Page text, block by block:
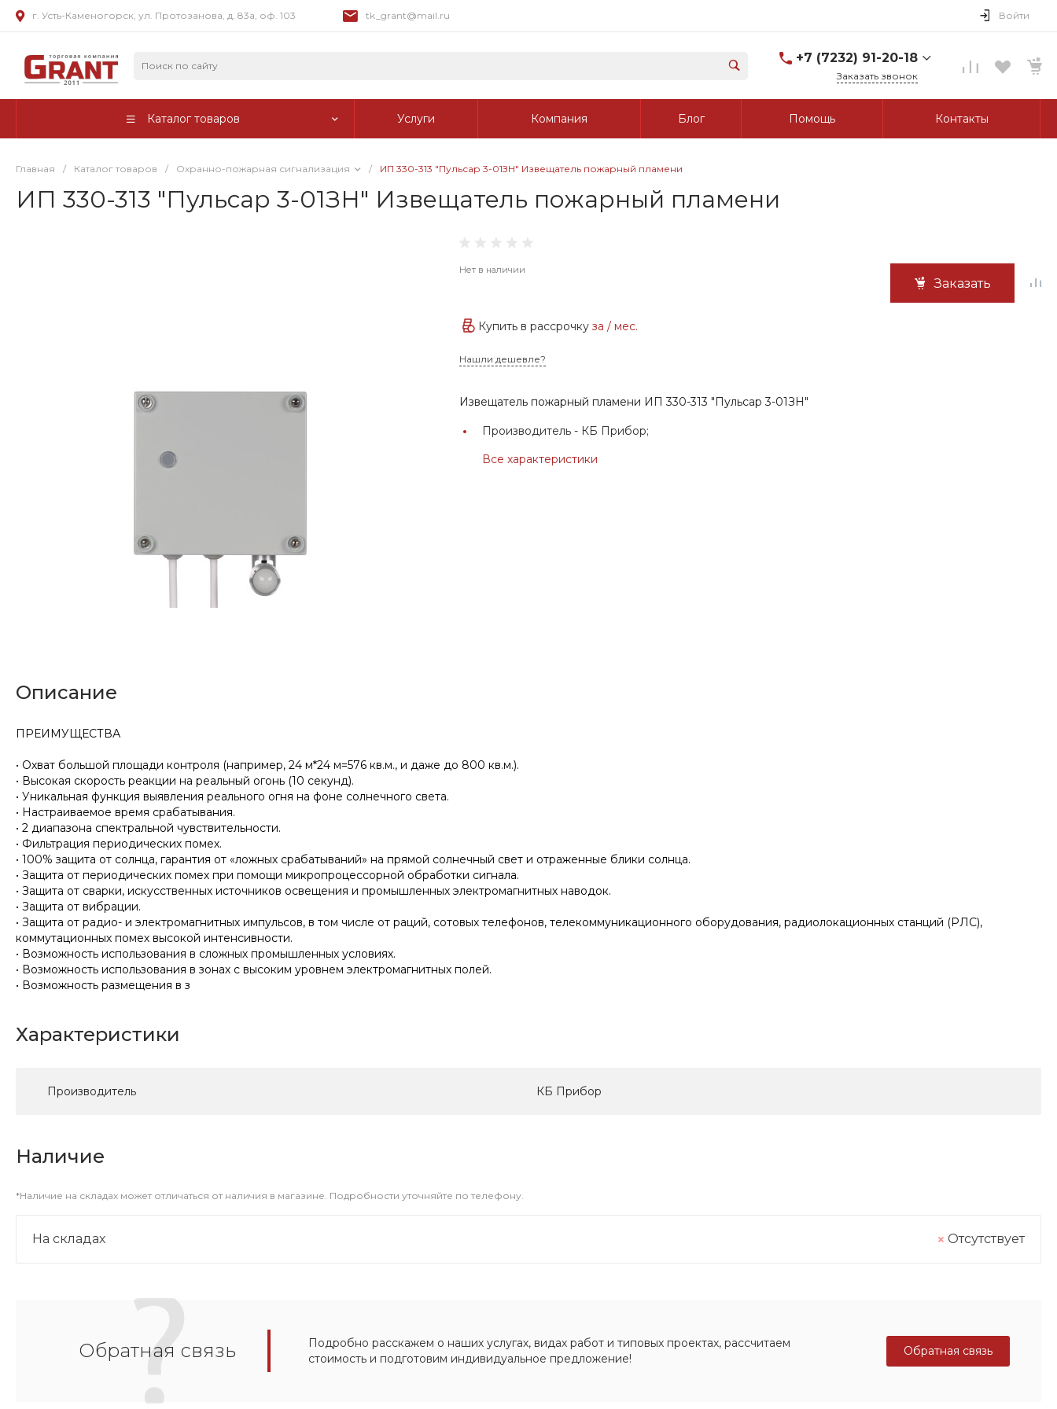
г. Усть-Каменогорск, ул. Протозанова, д. 83а, оф. 103 tk_grant@mail.ru Войти
+7 (7232) 91-20-18
г. Усть-Каменогорск, ул.
Заказать звонок
Каталог товаров Услуги Компания Блог Помощь Контакты
Главная / Каталог товаров / Охранно-пожарная сигнализация / ИП 330-313 "Пульсар 3-01ЗН" Извещатель пожарный пламени
ИП 330-313 "Пульсар 3-01ЗН" Извещатель пожарный пламени
Нет в наличии
Заказать
Купить в рассрочкуза/ мес.
Нашли дешевле?
Извещатель пожарный пламени ИП 330-313 "Пульсар 3-01ЗН"
Производитель - КБ Прибор;
Все характеристики
Описание
ПРЕИМУЩЕСТВА
• Охват большой площади контроля (например, 24 м*24 м=576 кв.м., и даже до 800 кв.м.).
• Высокая скорость реакции на реальный огонь (10 секунд).
• Уникальная функция выявления реального огня на фоне солнечного света.
• Настраиваемое время срабатывания.
• 2 диапазона спектральной чувствительности.
• Фильтрация периодических помех.
• 100% защита от солнца, гарантия от «ложных срабатываний» на прямой солнечный свет и отраженные блики солнца.
• Защита от периодических помех при помощи микропроцессорной обработки сигнала.
• Защита от сварки, искусственных источников освещения и промышленных электромагнитных наводок.
• Защита от вибрации.
• Защита от радио- и электромагнитных импульсов, в том числе от раций, сотовых телефонов, телекоммуникационного оборудования, радиолокационных станций (РЛС),
коммутационных помех высокой интенсивности.
• Возможность использования в сложных промышленных условиях.
• Возможность использования в зонах с высоким уровнем электромагнитных полей.
• Возможность размещения в з
Характеристики
Производитель КБ Прибор
Наличие
*Наличие на складах может отличаться от наличия в магазине. Подробности уточняйте по телефону.
На складах Отсутствует
Обратная связь
Подробно расскажем о наших услугах, видах работ и типовых проектах, рассчитаем
стоимость и подготовим индивидуальное предложение!
Обратная связь